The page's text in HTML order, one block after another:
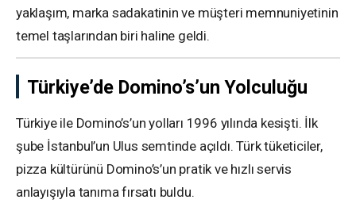
yaklaşım, marka sadakatinin ve müşteri memnuniyetinin
temel taşlarından biri haline geldi.
Türkiye’de Domino’s’un Yolculuğu
Türkiye ile Domino’s’un yolları 1996 yılında kesişti. İlk
şube İstanbul’un Ulus semtinde açıldı. Türk tüketiciler,
pizza kültürünü Domino’s’un pratik ve hızlı servis
anlayışıyla tanıma fırsatı buldu.